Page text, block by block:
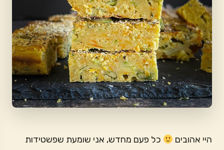
היי אהובים
כל פעם מחדש, אני שומעת שפשטידות